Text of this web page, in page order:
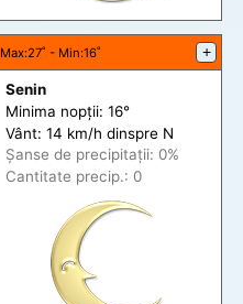
Max:27˚ - Min:16˚ +
Senin
Minima nopții: 16°
Vânt: 14 km/h dinspre N
Șanse de precipitații: 0%
Cantitate precip.: 0